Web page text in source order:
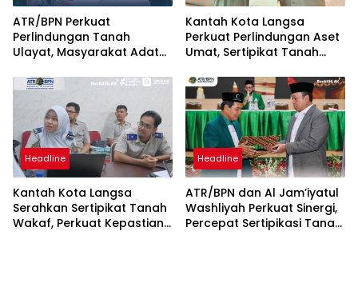
ATR/BPN Perkuat
Perlindungan Tanah
Ulayat, Masyarakat Adat
Tanpa Paksaan Sertipikasi
Kantah Kota Langsa
Perkuat Perlindungan Aset
Umat, Sertipikat Tanah
Gampong Karang Anyar
Headline
Kantah Kota Langsa
Serahkan Sertipikat Tanah
Wakaf, Perkuat Kepastian
Headline
ATR/BPN dan Al Jam’iyatul
Washliyah Perkuat Sinergi,
Percepat Sertipikasi Tanah